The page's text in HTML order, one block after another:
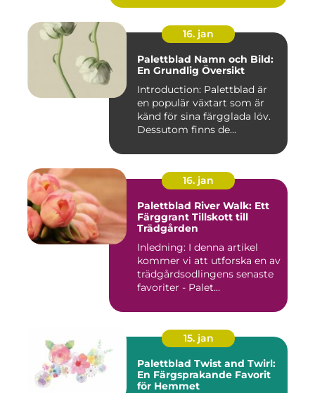
16. jan
Palettblad Namn och Bild:
En Grundlig Översikt
Introduction: Palettblad är
en populär växtart som är
känd för sina färgglada löv.
Dessutom finns de...
16. jan
Palettblad River Walk: Ett
Färggrant Tillskott till
Trädgården
Inledning: I denna artikel
kommer vi att utforska en av
trädgårdsodlingens senaste
favoriter - Palet...
15. jan
Palettblad Twist and Twirl:
En Färgsprakande Favorit
för Hemmet